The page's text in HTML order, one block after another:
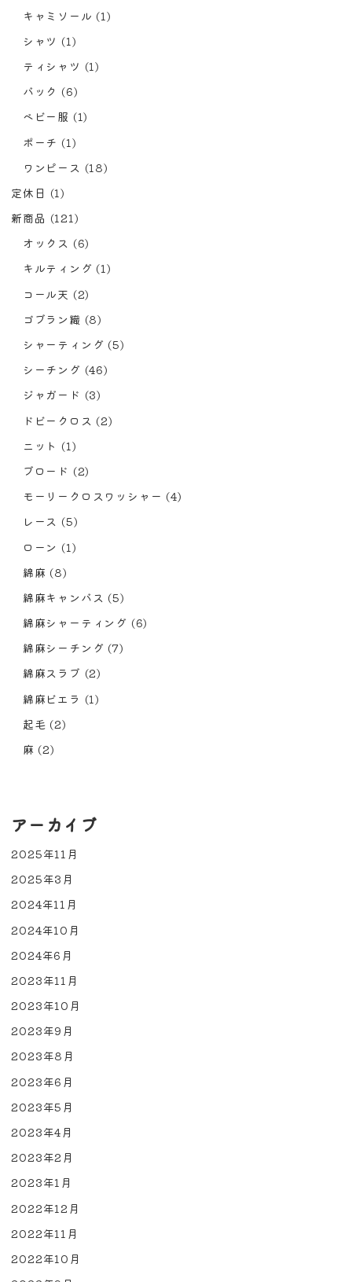
キャミソール (1)
シャツ (1)
ティシャツ (1)
バック (6)
ベビー服 (1)
ポーチ (1)
ワンピース (18)
定休日 (1)
新商品 (121)
オックス (6)
キルティング (1)
コール天 (2)
ゴブラン織 (8)
シャーティング (5)
シーチング (46)
ジャガード (3)
ドビークロス (2)
ニット (1)
ブロード (2)
モーリークロスワッシャー (4)
レース (5)
ローン (1)
綿麻 (8)
綿麻キャンバス (5)
綿麻シャーティング (6)
綿麻シーチング (7)
綿麻スラブ (2)
綿麻ビエラ (1)
起毛 (2)
麻 (2)
アーカイブ
2025年11月
2025年3月
2024年11月
2024年10月
2024年6月
2023年11月
2023年10月
2023年9月
2023年8月
2023年6月
2023年5月
2023年4月
2023年2月
2023年1月
2022年12月
2022年11月
2022年10月